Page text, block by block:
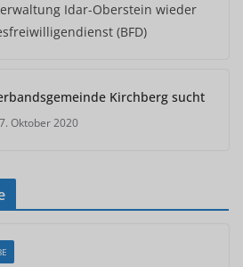
Idar-Oberstein wieder
(BFD)
Kirchberg sucht
7. Oktober 2020